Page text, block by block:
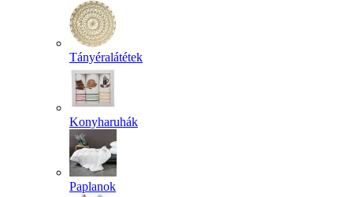
Tányéralátétek
Konyharuhák
Paplanok